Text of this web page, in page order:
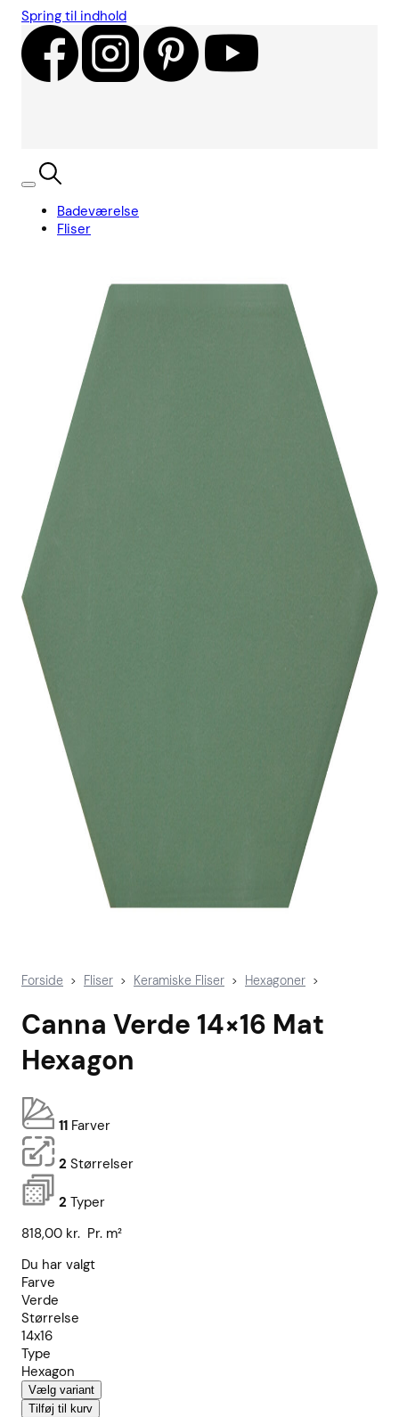
Spring til indhold
Badeværelse
Fliser
Showroom
indretningskonsulent
Forside > Fliser > Keramiske Fliser > Hexagoner >
Canna Verde 14×16 Mat
Hexagon
11 Farver
2 Størrelser
2 Typer
818,00 kr. Pr. m²
Du har valgt
Farve
Verde
Størrelse
14x16
Type
Hexagon
Vælg variant
Tilføj til kurv